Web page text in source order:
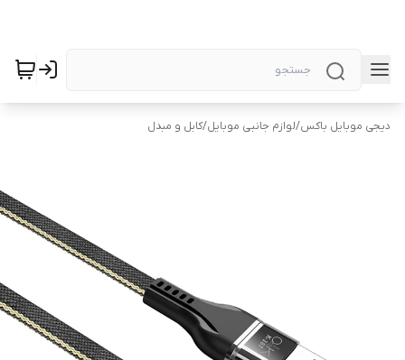
دیجی موبایل باکس/لوازم جانبی موبایل/کابل و مبدل